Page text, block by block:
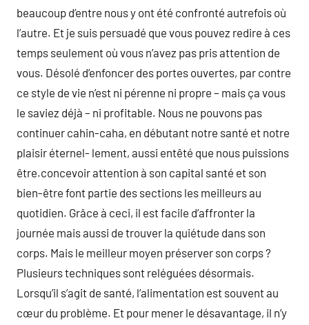
beaucoup d’entre nous y ont été confronté autrefois où
l’autre. Et je suis persuadé que vous pouvez redire à ces
temps seulement où vous n’avez pas pris attention de
vous. Désolé d’enfoncer des portes ouvertes, par contre
ce style de vie n’est ni pérenne ni propre – mais ça vous
le saviez déjà – ni profitable. Nous ne pouvons pas
continuer cahin-caha, en débutant notre santé et notre
plaisir éternel- lement, aussi entêté que nous puissions
être.concevoir attention à son capital santé et son
bien-être font partie des sections les meilleurs au
quotidien. Grâce à ceci, il est facile d’affronter la
journée mais aussi de trouver la quiétude dans son
corps. Mais le meilleur moyen préserver son corps ?
Plusieurs techniques sont reléguées désormais.
Lorsqu’il s’agit de santé, l’alimentation est souvent au
cœur du problème. Et pour mener le désavantage, il n’y